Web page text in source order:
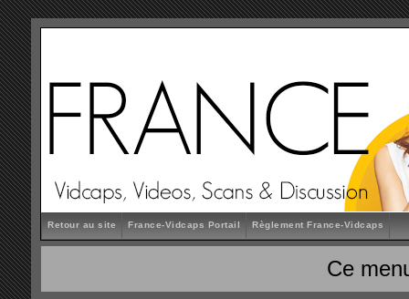
Retour au site France-Vidcaps Portail Règlement France-Vidcaps
Ce